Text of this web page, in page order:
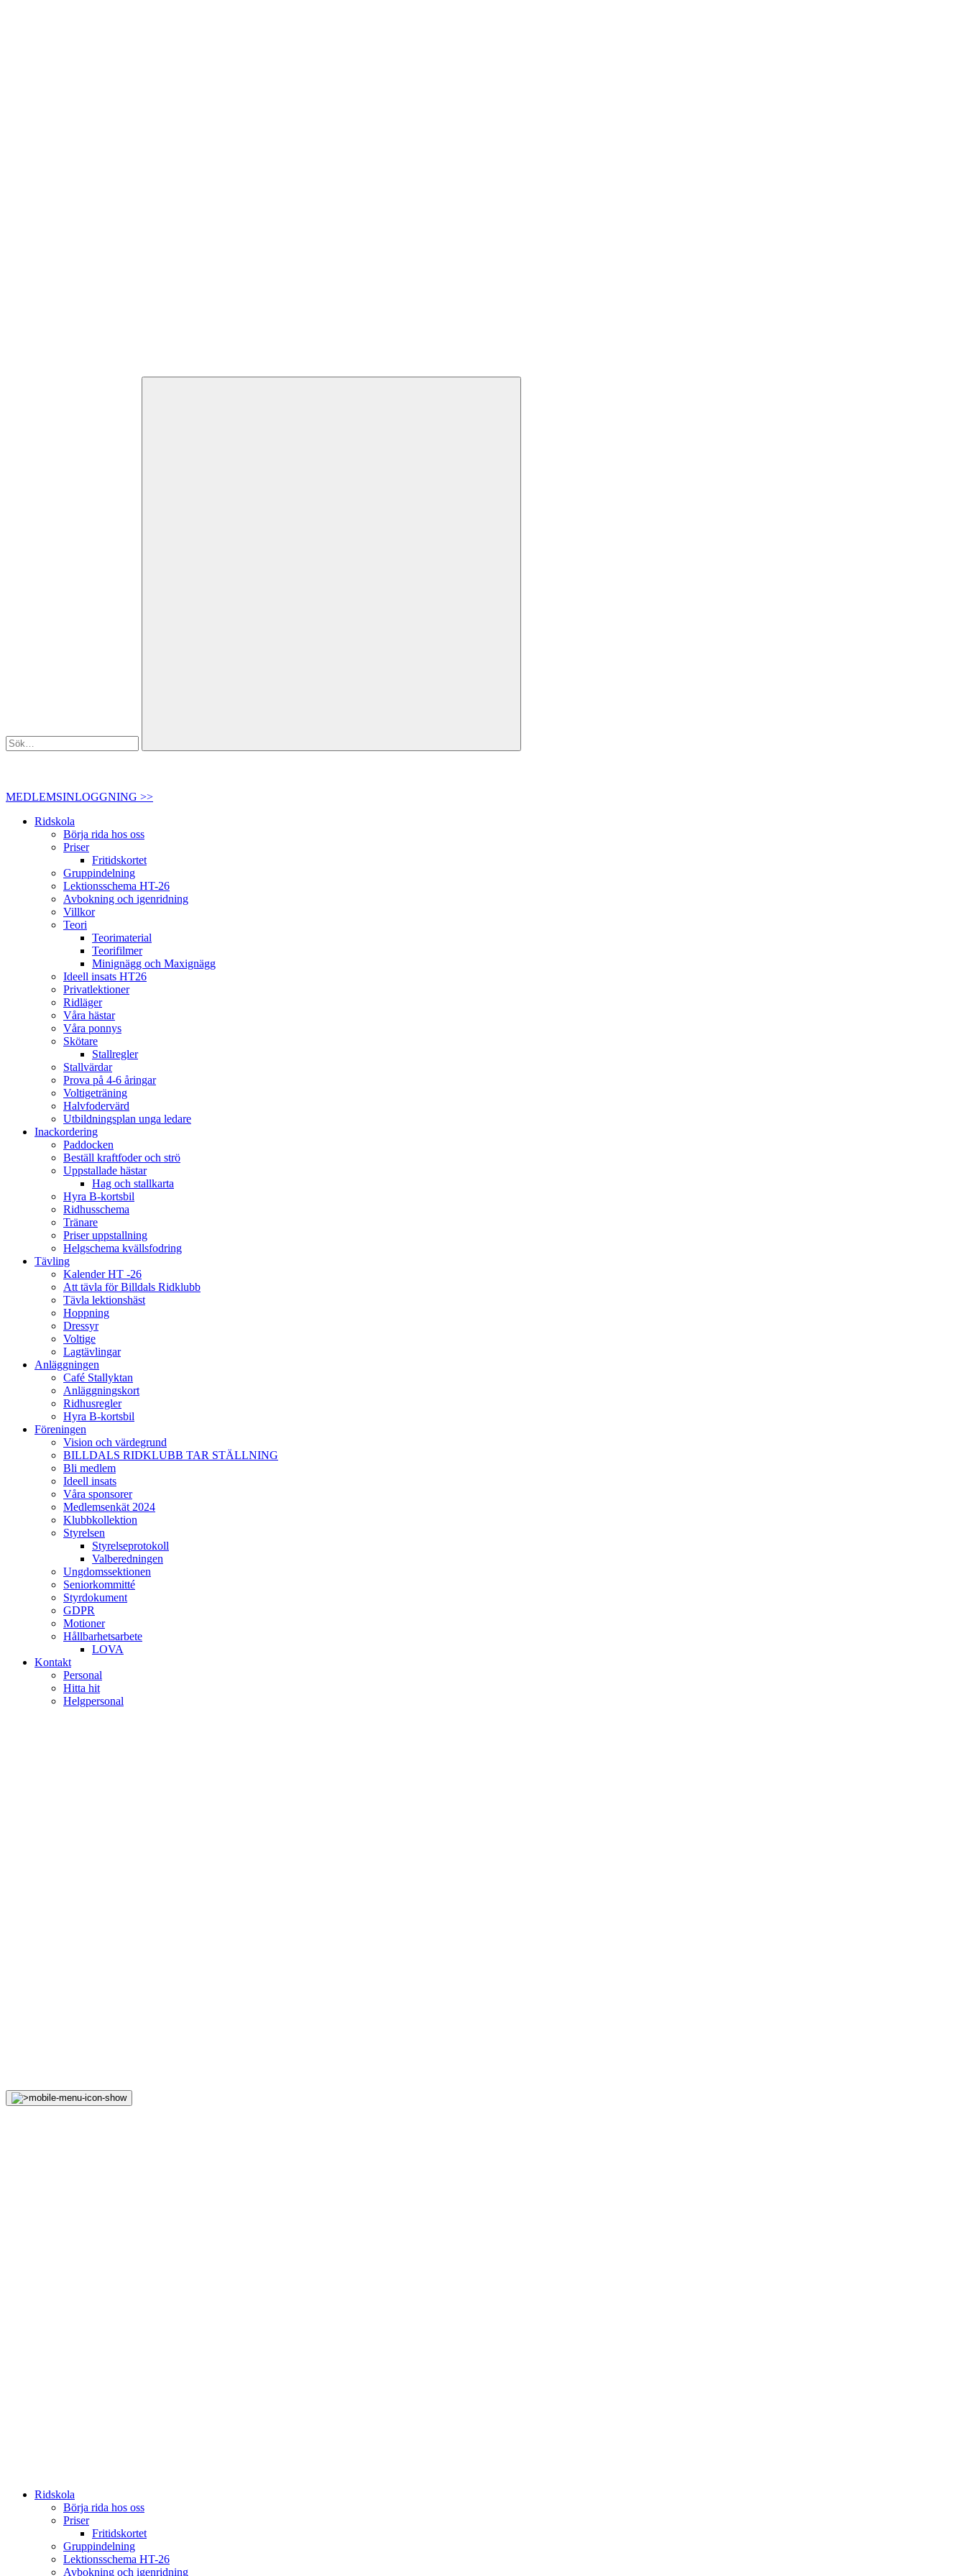
MEDLEMSINLOGGNING >>
Ridskola
Börja rida hos oss
Priser
Fritidskortet
Gruppindelning
Lektionsschema HT-26
Avbokning och igenridning
Villkor
Teori
Teorimaterial
Teorifilmer
Minignägg och Maxignägg
Ideell insats HT26
Privatlektioner
Ridläger
Våra hästar
Våra ponnys
Skötare
Stallregler
Stallvärdar
Prova på 4-6 åringar
Voltigeträning
Halvfodervärd
Utbildningsplan unga ledare
Inackordering
Paddocken
Beställ kraftfoder och strö
Uppstallade hästar
Hag och stallkarta
Hyra B-kortsbil
Ridhusschema
Tränare
Priser uppstallning
Helgschema kvällsfodring
Tävling
Kalender HT -26
Att tävla för Billdals Ridklubb
Tävla lektionshäst
Hoppning
Dressyr
Voltige
Lagtävlingar
Anläggningen
Café Stallyktan
Anläggningskort
Ridhusregler
Hyra B-kortsbil
Föreningen
Vision och värdegrund
BILLDALS RIDKLUBB TAR STÄLLNING
Bli medlem
Ideell insats
Våra sponsorer
Medlemsenkät 2024
Klubbkollektion
Styrelsen
Styrelseprotokoll
Valberedningen
Ungdomssektionen
Seniorkommitté
Styrdokument
GDPR
Motioner
Hållbarhetsarbete
LOVA
Kontakt
Personal
Hitta hit
Helgpersonal
Ridskola
Börja rida hos oss
Priser
Fritidskortet
Gruppindelning
Lektionsschema HT-26
Avbokning och igenridning